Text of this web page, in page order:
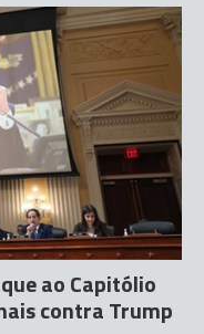
ao Capitólio
contra Trump